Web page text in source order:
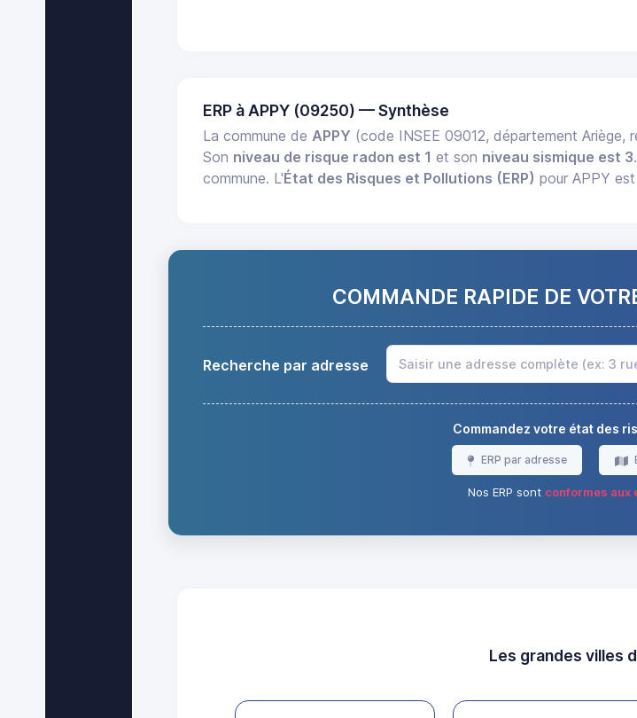
ERP à APPY (09250) — Synthèse
La commune de APPY (code INSEE 09012, département Ariège,
Son niveau de risque radon est 1 et son niveau sismique est 3
commune. L'État des Risques et Pollutions (ERP) pour APPY
COMMANDE RAPIDE DE
Recherche par adresse
Commandez votre état des
ERP par adresse
Nos ERP sont conformes aux
Les grandes villes